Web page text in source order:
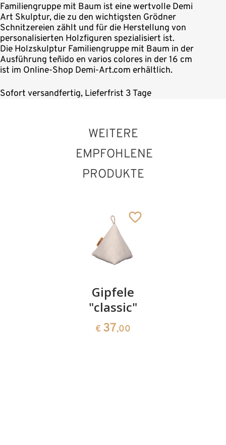
Familiengruppe mit Baum ist eine wertvolle Demi
Art Skulptur, die zu den wichtigsten Grödner
Schnitzereien zählt und für die Herstellung von
personalisierten Holzfiguren spezialisiert ist.
Die Holzskulptur Familiengruppe mit Baum in der
Ausführung teñido en varios colores in der 16 cm
ist im Online-Shop Demi-Art.com erhältlich.
Sofort versandfertig, Lieferfrist 3 Tage
WEITERE
EMPFOHLENE
PRODUKTE
WeihnachtskugelGipfele
"classic"
€ 37,00